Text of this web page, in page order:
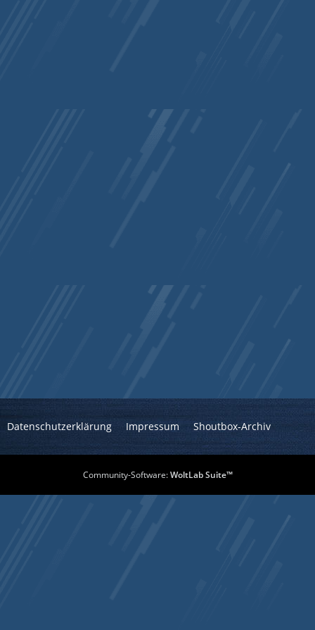
Datenschutzerklärung Impressum Shoutbox-Archiv
Community-Software:WoltLab Suite™